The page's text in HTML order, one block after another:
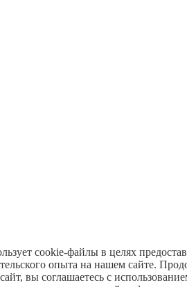
cookie-файлы в целях
опыта на нашем сайте.
вы соглашаетесь с